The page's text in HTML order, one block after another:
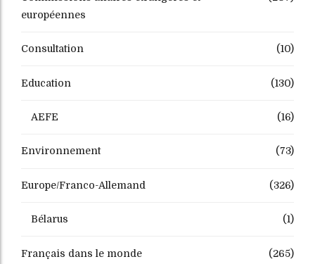
européennes
Consultation (10)
Education (130)
AEFE (16)
Environnement (73)
Europe/Franco-Allemand (326)
Bélarus (1)
Français dans le monde (265)